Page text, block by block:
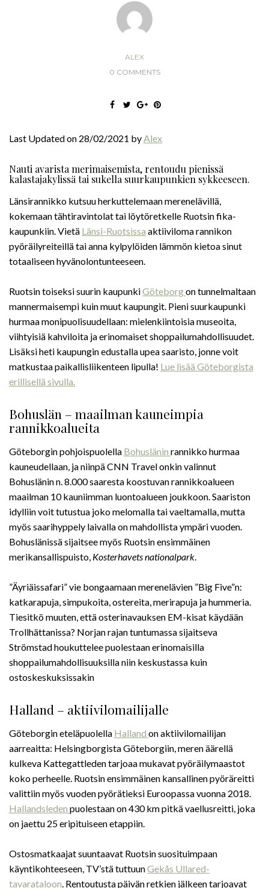
ALEX
0 COMMENTS
Last Updated on 28/02/2021 byAlex
Nauti avarista merimaisemista, rentoudu pienissä
kalastajakylissä tai sukella suurkaupunkien sykkeeseen.
Länsirannikko kutsuu herkuttelemaan merenelävillä,
kokemaan tähtiravintolat tai löytöretkelle Ruotsin fika-
kaupunkiin. Vietä Länsi-Ruotsissa aktiiviloma rannikon
pyöräilyreiteillä tai anna kylpylöiden lämmön kietoa sinut
totaaliseen hyvänolontunteeseen.
Ruotsin toiseksi suurin kaupunkiGöteborgon tunnelmaltaan
mannermaisempi kuin muut kaupungit. Pieni suurkaupunki
hurmaa monipuolisuudellaan: mielenkiintoisia museoita,
viihtyisiä kahviloita ja erinomaiset shoppailumahdollisuudet.
Lisäksi heti kaupungin edustalla upea saaristo, jonne voit
matkustaa paikallisliikenteen lipulla! Lue lisää Göteborgista
erillisellä sivulla.
Bohuslän – maailman kauneimpia
rannikkoalueita
Göteborgin pohjoispuolella Bohuslänin rannikko hurmaa
kauneudellaan, ja niinpä CNN Travel onkin valinnut
Bohuslänin n. 8.000 saaresta koostuvan rannikkoalueen
maailman 10 kauniimman luontoalueen joukkoon. Saariston
idylliin voit tutustua joko melomalla tai vaeltamalla, mutta
myös saarihyppely laivalla on mahdollista ympäri vuoden.
Bohuslänissä sijaitsee myös Ruotsin ensimmäinen
merikansallispuisto, Kosterhavets nationalpark.
”Äyriäissafari” vie bongaamaan merenelävien ”Big Five”n:
katkarapuja, simpukoita, ostereita, merirapuja ja hummeria.
Tiesitkö muuten, että osterinavauksen EM-kisat käydään
Trollhättanissa? Norjan rajan tuntumassa sijaitseva
Strömstad houkuttelee puolestaan erinomaisilla
shoppailumahdollisuuksilla niin keskustassa kuin
ostoskeskuksissakin
Halland – aktiivilomailijalle
Göteborgin eteläpuolella Halland on aktiivilomailijan
aarreaitta: Helsingborgista Göteborgiin, meren äärellä
kulkeva Kattegattleden tarjoaa mukavat pyöräilymaastot
koko perheelle. Ruotsin ensimmäinen kansallinen pyöräreitti
valittiin myös vuoden pyörätieksi Euroopassa vuonna 2018.
Hallandsleden puolestaan on 430 km pitkä vaellusreitti, joka
on jaettu 25 eripituiseen etappiin.
Ostosmatkaajat suuntaavat Ruotsin suosituimpaan
käyntikohteeseen, TV’stä tuttuunGekås Ullared-
tavarataloon. Rentoutusta päivän retkien jälkeen tarjoavat